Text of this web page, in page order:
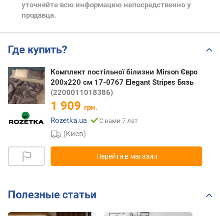
уточняйте всю информацию непосредственно у
продавца.
Где купить?
Комплект постільної білизни Mirson Євро
200х220 см 17-0767 Elegant Stripes Бязь
(2200011018386)
1 909 грн.
Rozetka.ua
С нами 7 лет
(Киев)
Перейти в магазин
Полезные статьи